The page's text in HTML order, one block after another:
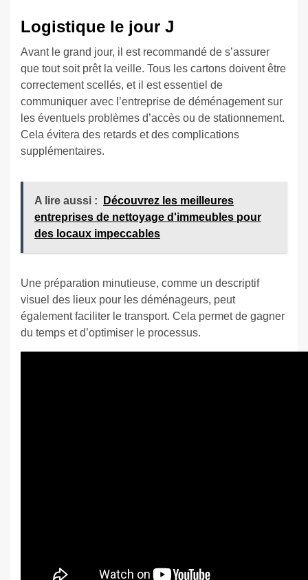
Logistique le jour J
Avant le grand jour, il est recommandé de s’assurer
que tout soit prêt la veille. Tous les cartons doivent être
correctement scellés, et il est essentiel de
communiquer avec l’entreprise de déménagement sur
les éventuels problèmes d’accès ou de stationnement.
Cela évitera des retards et des complications
supplémentaires.
A lire aussi :
Découvrez les meilleures
entreprises de nettoyage d'immeubles pour
des locaux impeccables
Une préparation minutieuse, comme un descriptif
visuel des lieux pour les déménageurs, peut
également faciliter le transport. Cela permet de gagner
du temps et d’optimiser le processus.